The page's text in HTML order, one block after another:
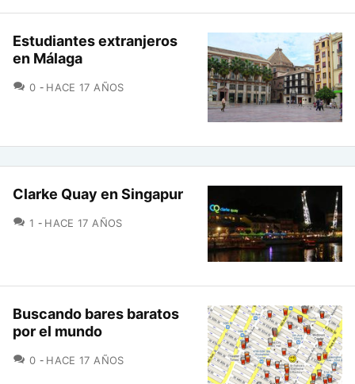
Estudiantes extranjeros
en Málaga
0 COMENTARIOS
HACE 17 AÑOS
Clarke Quay en Singapur
1 COMENTARIOS
HACE 17 AÑOS
Buscando bares baratos
por el mundo
0 COMENTARIOS
HACE 17 AÑOS